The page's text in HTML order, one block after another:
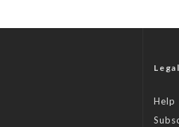
Help